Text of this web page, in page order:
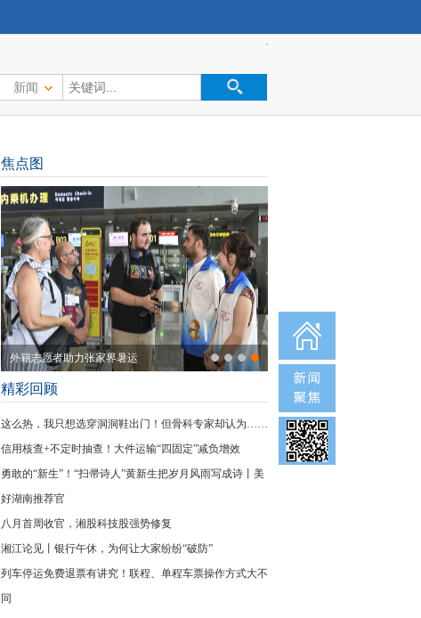
新闻
焦点图
外籍志愿者助力张家界暑运
精彩回顾
这么热，我只想选穿洞洞鞋出门！但骨科专家却认为……
信用核查+不定时抽查！大件运输“四固定”减负增效
勇敢的“新生”！“扫帚诗人”黄新生把岁月风雨写成诗丨美
好湖南推荐官
八月首周收官，湘股科技股强势修复
湘江论见丨银行午休，为何让大家纷纷“破防”
列车停运免费退票有讲究！联程、单程车票操作方式大不
同